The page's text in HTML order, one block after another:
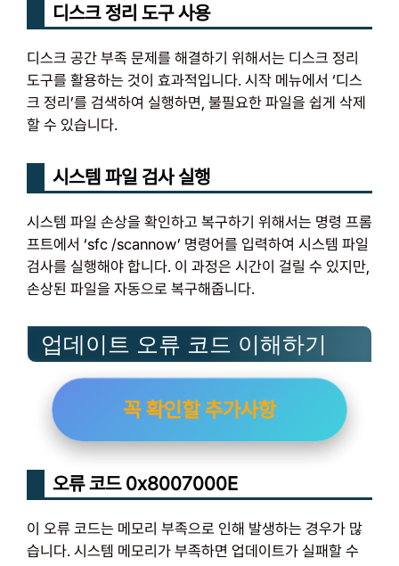
디스크 정리 도구 사용
디스크 공간 부족 문제를 해결하기 위해서는 디스크 정리
도구를 활용하는 것이 효과적입니다. 시작 메뉴에서 ‘디스
크 정리’를 검색하여 실행하면, 불필요한 파일을 쉽게 삭제
할 수 있습니다.
시스템 파일 검사 실행
시스템 파일 손상을 확인하고 복구하기 위해서는 명령 프롬
프트에서 ‘sfc /scannow’ 명령어를 입력하여 시스템 파일
검사를 실행해야 합니다. 이 과정은 시간이 걸릴 수 있지만,
손상된 파일을 자동으로 복구해줍니다.
업데이트 오류 코드 이해하기
꼭 확인할 추가사항
오류 코드 0x8007000E
이 오류 코드는 메모리 부족으로 인해 발생하는 경우가 많
습니다. 시스템 메모리가 부족하면 업데이트가 실패할 수